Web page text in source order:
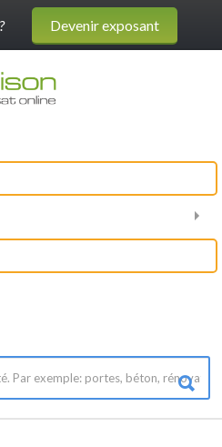
Devenir exposant